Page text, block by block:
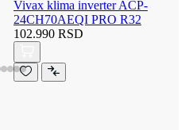
Vivax klima inverter ACP-
24CH70AEQI PRO R32
102.990 RSD